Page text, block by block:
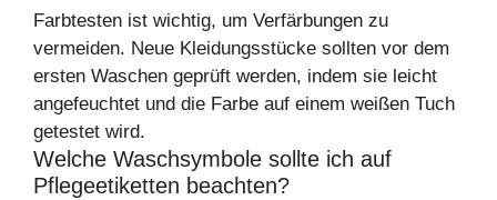
Farbtesten ist wichtig, um Verfärbungen zu
vermeiden. Neue Kleidungsstücke sollten vor dem
ersten Waschen geprüft werden, indem sie leicht
angefeuchtet und die Farbe auf einem weißen Tuch
getestet wird.
Welche Waschsymbole sollte ich auf
Pflegeetiketten beachten?